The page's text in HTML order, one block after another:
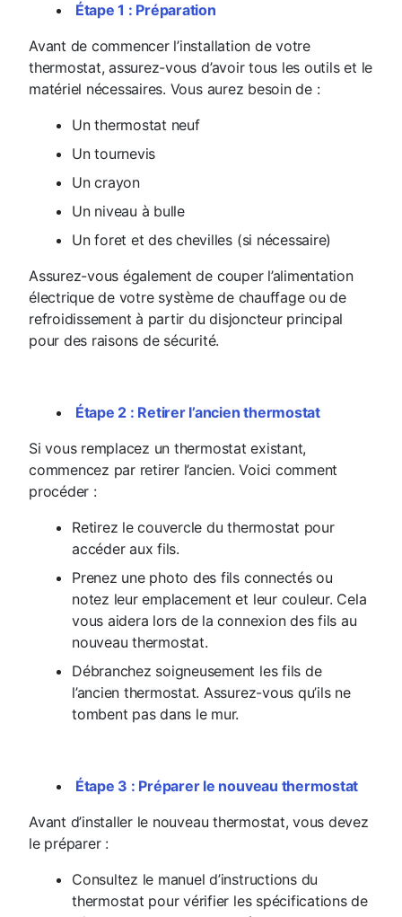
Étape 1 : Préparation
Avant de commencer l’installation de votre
thermostat, assurez-vous d’avoir tous les outils et le
matériel nécessaires. Vous aurez besoin de :
Un thermostat neuf
Un tournevis
Un crayon
Un niveau à bulle
Un foret et des chevilles (si nécessaire)
Assurez-vous également de couper l’alimentation
électrique de votre système de chauffage ou de
refroidissement à partir du disjoncteur principal
pour des raisons de sécurité.
Étape 2 : Retirer l’ancien thermostat
Si vous remplacez un thermostat existant,
commencez par retirer l’ancien. Voici comment
procéder :
Retirez le couvercle du thermostat pour
accéder aux fils.
Prenez une photo des fils connectés ou
notez leur emplacement et leur couleur. Cela
vous aidera lors de la connexion des fils au
nouveau thermostat.
Débranchez soigneusement les fils de
l’ancien thermostat. Assurez-vous qu’ils ne
tombent pas dans le mur.
Étape 3 : Préparer le nouveau thermostat
Avant d’installer le nouveau thermostat, vous devez
le préparer :
Consultez le manuel d’instructions du
thermostat pour vérifier les spécifications de